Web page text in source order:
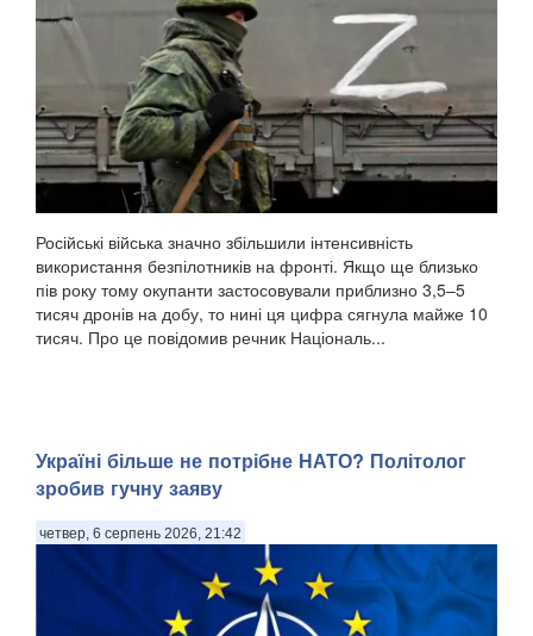
Російські війська значно збільшили інтенсивність
використання безпілотників на фронті. Якщо ще близько
пів року тому окупанти застосовували приблизно 3,5–5
тисяч дронів на добу, то нині ця цифра сягнула майже 10
тисяч. Про це повідомив речник Національ...
Україні більше не потрібне НАТО? Політолог
зробив гучну заяву
четвер, 6 серпень 2026, 21:42